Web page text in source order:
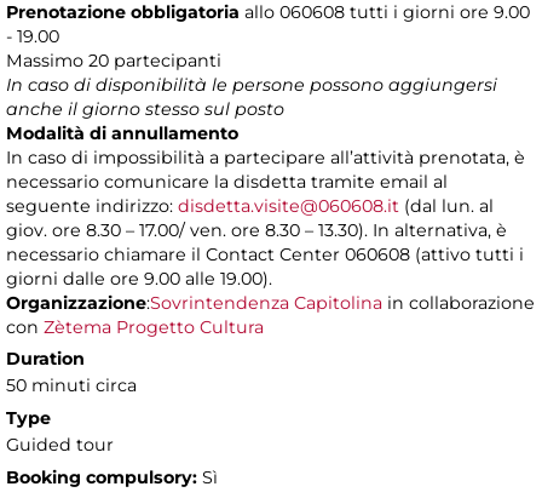
Prenotazione obbligatoria allo 060608 tutti i giorni ore 9.00
- 19.00
Massimo 20 partecipanti
In caso di disponibilità le persone possono aggiungersi
anche il giorno stesso sul posto
Modalità di annullamento
In caso di impossibilità a partecipare all’attività prenotata, è
necessario comunicare la disdetta tramite email al
seguente indirizzo: disdetta.visite@060608.it (dal lun. al
giov. ore 8.30 – 17.00/ ven. ore 8.30 – 13.30). In alternativa, è
necessario chiamare il Contact Center 060608 (attivo tutti i
giorni dalle ore 9.00 alle 19.00).
Organizzazione:Sovrintendenza Capitolina in collaborazione
con Zètema Progetto Cultura
Duration
50 minuti circa
Type
Guided tour
Booking compulsory: Sì